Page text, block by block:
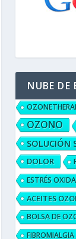
NUBE DE
OZONO
SOLUCIÓN
DOLOR
ESTRÉS
ACEITES
BOLSA DE
FIBROMIALGIA